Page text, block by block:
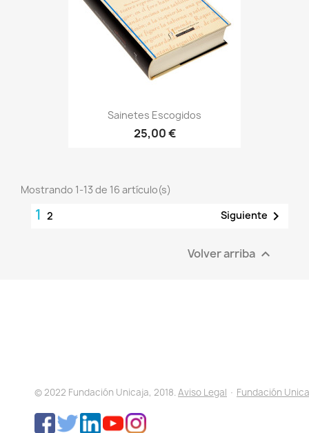
Sainetes Escogidos
25,00 €
Mostrando 1-13 de 16 artículo(s)
1 2 Siguiente 
Volver arriba 
© 2022 Fundación Unicaja, 2018.Aviso Legal · Fundación